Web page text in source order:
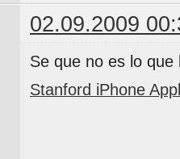
02.09.2009
Se que no es lo
Stanford iPhone